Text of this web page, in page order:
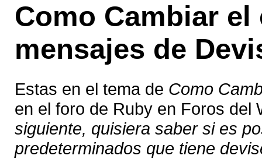
Como Cambiar
mensajes de
Estas en el tema de Como
en el foro de Ruby en Foros del
siguiente, quisiera saber si es
predeterminados que tiene